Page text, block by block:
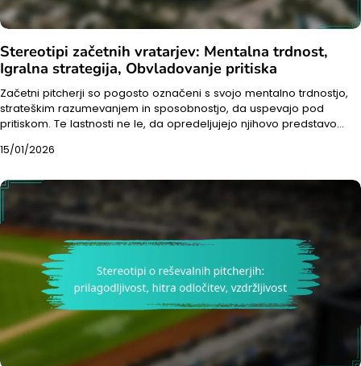
Stereotipi začetnih vratarjev: Mentalna trdnost,
Igralna strategija, Obvladovanje pritiska
Začetni pitcherji so pogosto označeni s svojo mentalno trdnostjo,
strateškim razumevanjem in sposobnostjo, da uspevajo pod
pritiskom. Te lastnosti ne le, da opredeljujejo njihovo predstavo…
15/01/2026